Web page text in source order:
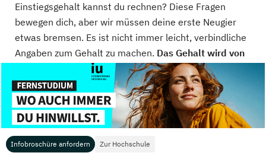
Infobroschüre anfordern Zur Hochschule
Einstiegsgehalt kannst du rechnen? Diese Fragen
bewegen dich, aber wir müssen deine erste Neugier
etwas bremsen. Es ist nicht immer leicht, verbindliche
Angaben zum Gehalt zu machen. Das Gehalt wird von
vielen verschiedenen Faktoren beeinflusst.So macht
es in erster Linie einen großen Unterschied, in welcher
Branche du tätig bist. In der Marketingabteilung eines
großen Unternehmens wird mit Sicherheit anders
bezahlt, als bei einer kleinen Marketingagentur.
Außerdem spielt es natürlich eine Rolle, welchen